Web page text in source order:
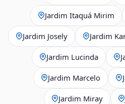
Jardim Itaquá Mirim
Jardim Josely Jardim
Jardim Lucinda
Jardim Marcelo
Jardim Miray